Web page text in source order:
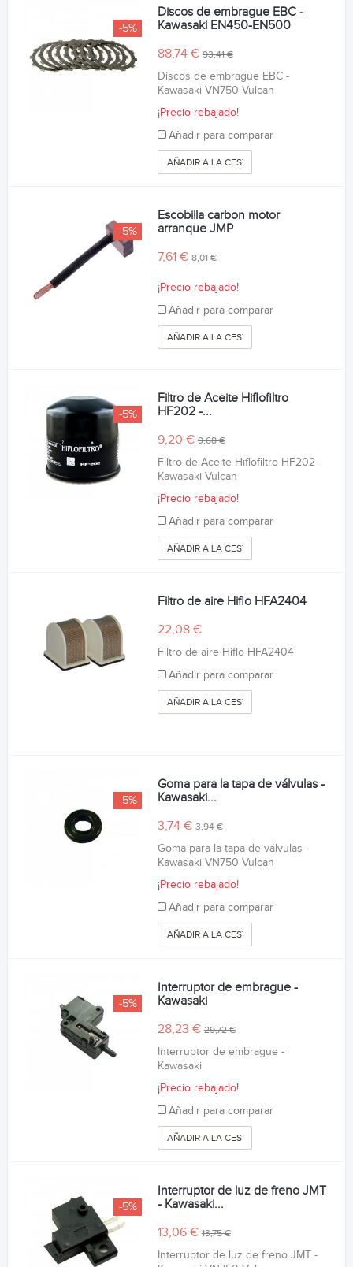
-5%
Discos de embrague EBC -
Kawasaki EN450-EN500
88,74 €93,41 €
Discos de embrague EBC -
Kawasaki VN750 Vulcan
¡Precio rebajado!
Añadir para comparar
AÑADIR A LA CESTA
-5%
Escobilla carbon motor
arranque JMP
7,61 €8,01 €
¡Precio rebajado!
Añadir para comparar
AÑADIR A LA CESTA
-5%
Filtro de Aceite Hiflofiltro
HF202 -...
9,20 €9,68 €
Filtro de Aceite Hiflofiltro HF202 -
Kawasaki Vulcan
¡Precio rebajado!
Añadir para comparar
AÑADIR A LA CESTA
Filtro de aire Hiflo HFA2404
22,08 €
Filtro de aire Hiflo HFA2404
Añadir para comparar
AÑADIR A LA CESTA
-5%
Goma para la tapa de válvulas -
Kawasaki...
3,74 €3,94 €
Goma para la tapa de válvulas -
Kawasaki VN750 Vulcan
¡Precio rebajado!
Añadir para comparar
AÑADIR A LA CESTA
-5%
Interruptor de embrague -
Kawasaki
28,23 €29,72 €
Interruptor de embrague -
Kawasaki
¡Precio rebajado!
Añadir para comparar
AÑADIR A LA CESTA
-5%
Interruptor de luz de freno JMT
- Kawasaki...
13,06 €13,75 €
Interruptor de luz de freno JMT -